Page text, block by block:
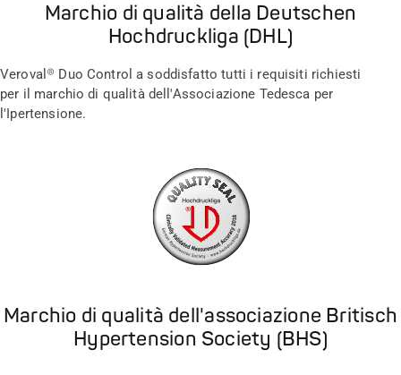
Marchio di qualità della Deutschen
Hochdruckliga (DHL)
Veroval® Duo Control a soddisfatto tutti i requisiti richiesti
per il marchio di qualità dell'Associazione Tedesca per
l'Ipertensione.
Marchio di qualità dell'associazione Britisch
Hypertension Society (BHS)